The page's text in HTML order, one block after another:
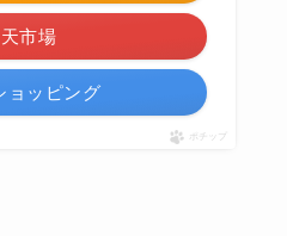
市場
ョッピング
ポチップ